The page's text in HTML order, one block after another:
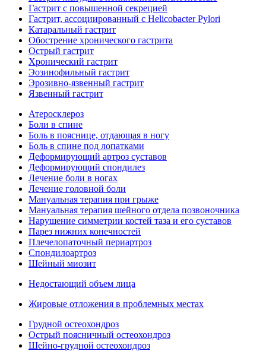
Гастрит с повышенной секрецией
Гастрит, ассоциированный с Helicobacter Pylori
Катаральный гастрит
Обострение хронического гастрита
Острый гастрит
Хронический гастрит
Эозинофильный гастрит
Эрозивно-язвенный гастрит
Язвенный гастрит
Атеросклероз
Боли в спине
Боль в пояснице, отдающая в ногу
Боль в спине под лопатками
Деформирующий артроз суставов
Деформирующий спондилез
Лечение боли в ногах
Лечение головной боли
Мануальная терапия при грыже
Мануальная терапия шейного отдела позвоночника
Нарушение симметрии костей таза и его суставов
Парез нижних конечностей
Плечелопаточный периартроз
Спондилоартроз
Шейный миозит
Недостающий объем лица
Жировые отложения в проблемных местах
Грудной остеохондроз
Острый поясничный остеохондроз
Шейно-грудной остеохондроз